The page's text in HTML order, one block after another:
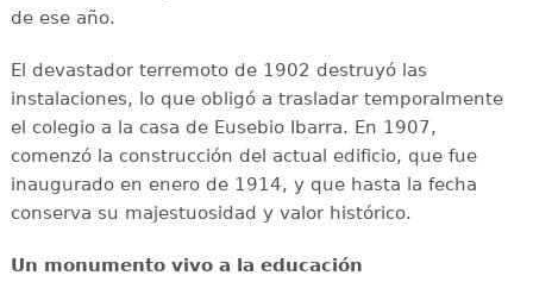
de ese año.
El devastador terremoto de 1902 destruyó las
instalaciones, lo que obligó a trasladar temporalmente
el colegio a la casa de Eusebio Ibarra. En 1907,
comenzó la construcción del actual edificio, que fue
inaugurado en enero de 1914, y que hasta la fecha
conserva su majestuosidad y valor histórico.
Un monumento vivo a la educación